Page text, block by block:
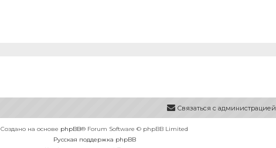
Связаться с администрацией
Создано на основе phpBB® Forum Software © phpBB Limited
Русская поддержка phpBB